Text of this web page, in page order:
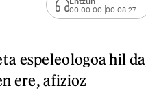
00:00:00 00:08:27
espeleologoa hil
ere, afizioz